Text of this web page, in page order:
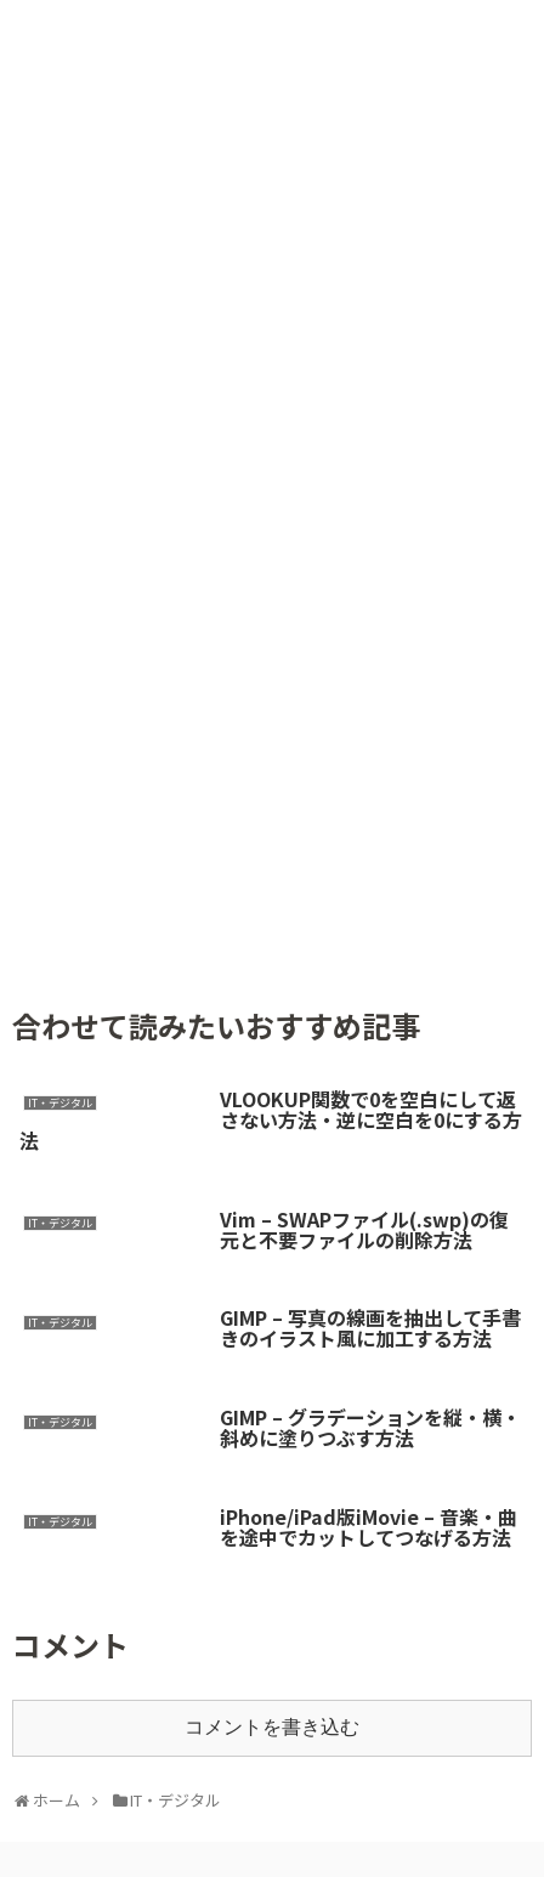
合わせて読みたいおすすめ記事
IT・デジタル VLOOKUP関数で0を空白にして返
さない方法・逆に空白を0にする方
法
IT・デジタル Vim – SWAPファイル(.swp)の復
元と不要ファイルの削除方法
IT・デジタル GIMP – 写真の線画を抽出して手書
きのイラスト風に加工する方法
IT・デジタル GIMP – グラデーションを縦・横・
斜めに塗りつぶす方法
IT・デジタル iPhone/iPad版iMovie – 音楽・曲
を途中でカットしてつなげる方法
コメント
コメントを書き込む
ホーム IT・デジタル